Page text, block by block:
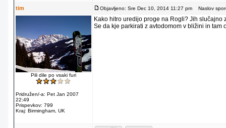
tim Objavljeno: Sre Dec 10, 2014 11:27 pm Naslov
Pili dile po vsaki furi
Pridružen/-a: Pet Jan 2007
22:49
Prispevkov: 799
Kraj: Birmingham, UK
Kako hitro uredijo proge na Rogli? Jih slučajno
Se da kje parkirati z avtodomom v bližini in tam